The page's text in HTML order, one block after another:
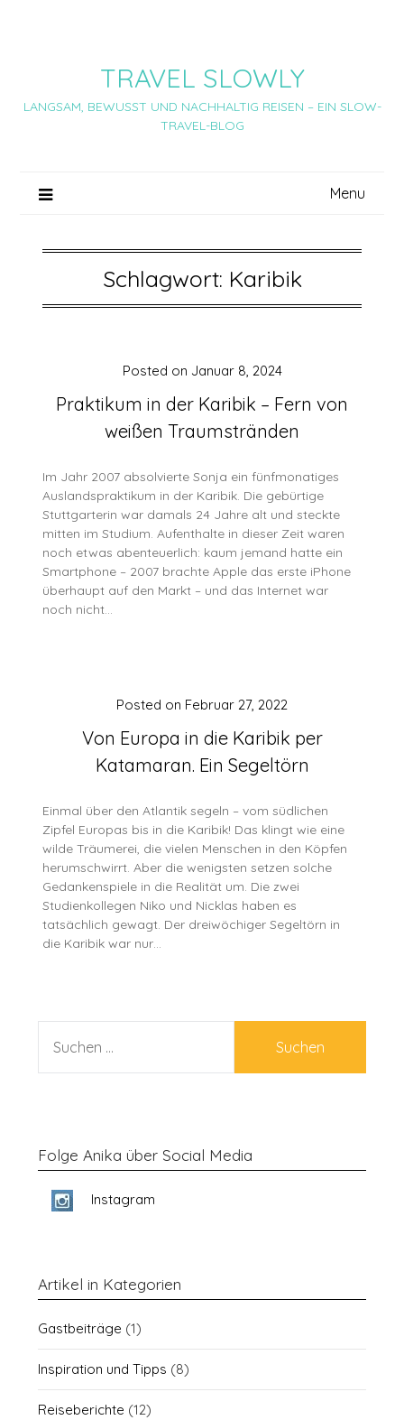
TRAVEL SLOWLY
LANGSAM, BEWUSST UND NACHHALTIG REISEN – EIN SLOW-
TRAVEL-BLOG
Menu
Schlagwort: Karibik
Praktikum in der Karibik – Fern von
weißen Traumstränden
Posted on Januar 8, 2024
Im Jahr 2007 absolvierte Sonja ein fünfmonatiges
Auslandspraktikum in der Karibik. Die gebürtige
Stuttgarterin war damals 24 Jahre alt und steckte
mitten im Studium. Aufenthalte in dieser Zeit waren
noch etwas abenteuerlich: kaum jemand hatte ein
Smartphone – 2007 brachte Apple das erste iPhone
überhaupt auf den Markt – und das Internet war
noch nicht…
Von Europa in die Karibik per
Katamaran. Ein Segeltörn
Posted on Februar 27, 2022
Einmal über den Atlantik segeln – vom südlichen
Zipfel Europas bis in die Karibik! Das klingt wie eine
wilde Träumerei, die vielen Menschen in den Köpfen
herumschwirrt. Aber die wenigsten setzen solche
Gedankenspiele in die Realität um. Die zwei
Studienkollegen Niko und Nicklas haben es
tatsächlich gewagt. Der dreiwöchiger Segeltörn in
die Karibik war nur…
NACH:
Folge Anika über Social Media
Instagram
Artikel in Kategorien
Gastbeiträge (1)
Inspiration und Tipps (8)
Reiseberichte (12)